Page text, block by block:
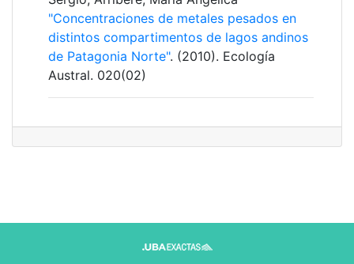
"Concentraciones de metales pesados en
distintos compartimentos de lagos andinos
de Patagonia Norte". (2010). Ecología
Austral. 020(02)